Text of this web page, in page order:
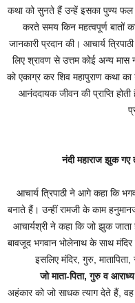
कथा को सुनते हैं उन्हें इसका पुण्य फल
करते समय किन महत्वपूर्ण बातों
जानकारी प्रदान की। आचार्य
लिए श्रावण से उत्तम कोई अन्य मास
को एकाग्र कर शिव महापुराण कथा
आनंददायक जीवन की प्राप्ति
नंदी महाराज झुक
आचार्य त्रिपाठी ने आगे कहा कि
बनाते हैं। उन्हीं रामजी के काम
आचार्यश्री ने कहा कि जो झुक
बावजूद भगवान भोलेनाथ के साथ
इसलिए मंदिर, गुरु,
जो माता-पिता, गुरु व
अहंकार को जो साधक त्याग देते हैं,